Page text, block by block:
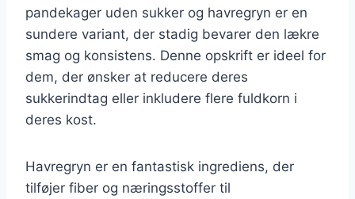
pandekager uden sukker og havregryn er en
sundere variant, der stadig bevarer den lækre
smag og konsistens. Denne opskrift er ideel for
dem, der ønsker at reducere deres
sukkerindtag eller inkludere flere fuldkorn i
deres kost.
Havregryn er en fantastisk ingrediens, der
tilføjer fiber og næringsstoffer til